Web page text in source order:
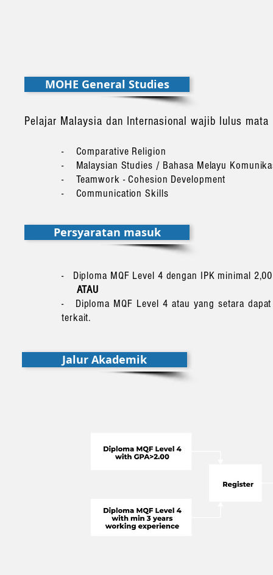
MOHE General Studies
Pelajar Malaysia dan Internasional wajib lulus
- Comparative Religion
- Malaysian Studies / Bahasa Melayu
- Teamwork - Cohesion Development
- Communication Skills
Persyaratan masuk
- Diploma MQF Level 4 dengan IPK minimal
ATAU
- Diploma MQF Level 4 atau yang setara
terkait.
Jalur Akademik